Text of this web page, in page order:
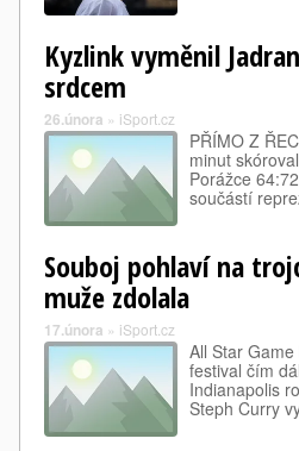
Kyzlink vyměnil
srdcem
26.února » iSport.cz
PŘÍMO Z
minut
Porážce
součástí
Souboj pohlaví na
muže zdolala
17.února » iSport.cz
All Star
festival čím
Indianapolis
Steph Curry